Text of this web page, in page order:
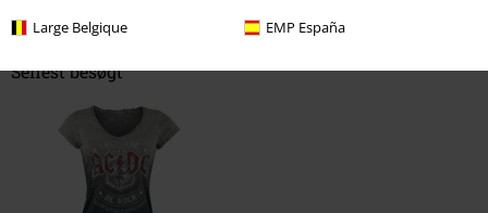
Large Belgique EMP España
Send kommentar
Senest besøgt